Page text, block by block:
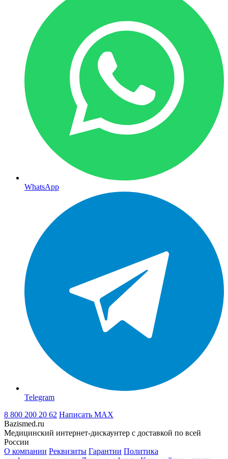
WhatsApp
Telegram
8 800 200 20 62 Написать MAX
Bazismed.ru
Медицинский интернет-дискаунтер с доставкой по всей
России
О компании Реквизиты Гарантии Политика